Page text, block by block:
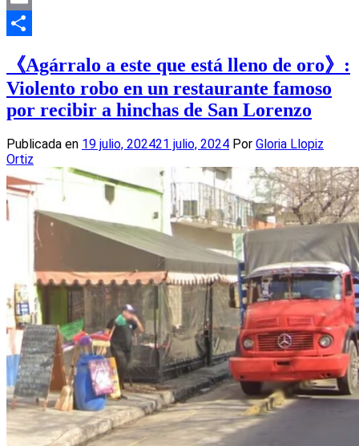
Email
《Agárralo a este que está lleno de oro》:
Violento robo en un restaurante famoso
por recibir a hinchas de San Lorenzo
Publicada en 19 julio, 202421 julio, 2024 Por Gloria Llopiz
Ortiz